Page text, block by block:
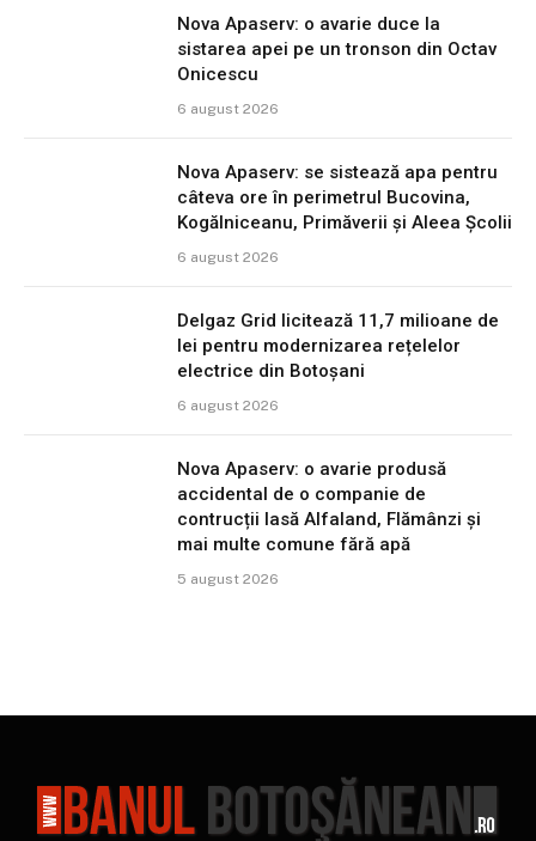
Nova Apaserv: o avarie duce la
sistarea apei pe un tronson din Octav
Onicescu
6 august 2026
Nova Apaserv: se sistează apa pentru
câteva ore în perimetrul Bucovina,
Kogălniceanu, Primăverii și Aleea Școlii
6 august 2026
Delgaz Grid licitează 11,7 milioane de
lei pentru modernizarea rețelelor
electrice din Botoșani
6 august 2026
Nova Apaserv: o avarie produsă
accidental de o companie de
contrucții lasă Alfaland, Flămânzi și
mai multe comune fără apă
5 august 2026